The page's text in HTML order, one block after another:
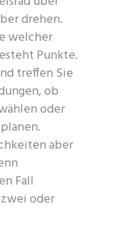
drehen.
welcher
Punkte.
treffen Sie
ob
oder
aber
Fall
oder